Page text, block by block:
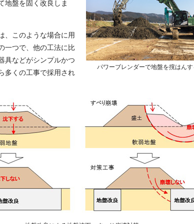
パワーブレンダーで地盤を撹はん
地盤を固く改良しま
、このような場合に用
一つで、他の工法に比
具などがシンプルかつ
多くの工事で採用され